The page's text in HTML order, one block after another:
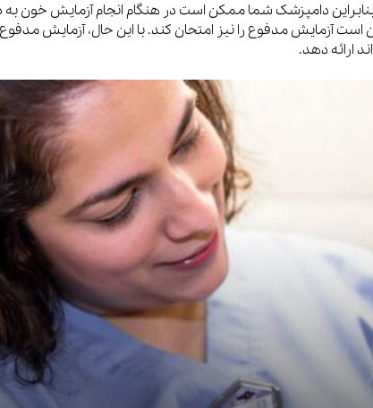
دامپزشک شما ممکن است در هنگام انجام آزمایش خون به
آزمایش مدفوع را نیز امتحان کند. با این حال، آزمایش مدفوع
ارائه دهد.